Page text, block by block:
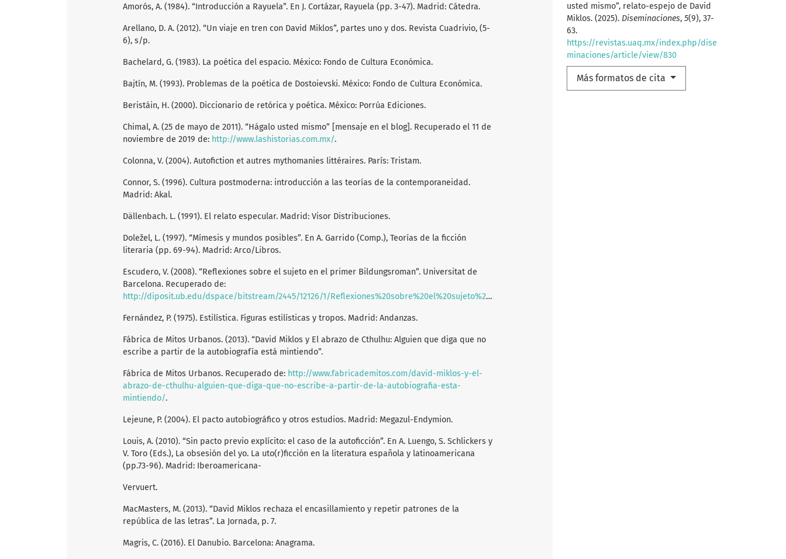
usted mismo”, relato-espejo de David
Miklos. (2025). Diseminaciones, 5(9), 37-
63.
https://revistas.uaq.mx/index.php/dise
minaciones/article/view/830
Más formatos de cita
Amorós, A. (1984). “Introducción a Rayuela”. En J. Cortázar, Rayuela (pp. 3-47). Madrid: Cátedra.
Arellano, D. A. (2012). “Un viaje en tren con David Miklos”, partes uno y dos. Revista Cuadrivio, (5-
6), s/p.
Bachelard, G. (1983). La poética del espacio. México: Fondo de Cultura Económica.
Bajtín, M. (1993). Problemas de la poética de Dostoievski. México: Fondo de Cultura Económica.
Beristáin, H. (2000). Diccionario de retórica y poética. México: Porrúa Ediciones.
Chimal, A. (25 de mayo de 2011). “Hágalo usted mismo” [mensaje en el blog]. Recuperado el 11 de
noviembre de 2019 de: http://www.lashistorias.com.mx/.
Colonna, V. (2004). Autofiction et autres mythomanies littéraires. París: Tristam.
Connor, S. (1996). Cultura postmoderna: introducción a las teorías de la contemporaneidad.
Madrid: Akal.
Dällenbach. L. (1991). El relato especular. Madrid: Visor Distribuciones.
Doležel, L. (1997). “Mímesis y mundos posibles”. En A. Garrido (Comp.), Teorías de la ficción
literaria (pp. 69-94). Madrid: Arco/Libros.
Escudero, V. (2008). “Reflexiones sobre el sujeto en el primer Bildungsroman”. Universitat de
Barcelona. Recuperado de:
http://diposit.ub.edu/dspace/bitstream/2445/12126/1/Reflexiones%20sobre%20el%20sujeto%20en%20el%20primer%20Bildungsroman%20%28V%C3%ADctor%20Escudero%29.pdf
Fernández, P. (1975). Estilística. Figuras estilísticas y tropos. Madrid: Andanzas.
Fábrica de Mitos Urbanos. (2013). “David Miklos y El abrazo de Cthulhu: Alguien que diga que no
escribe a partir de la autobiografía está mintiendo”.
Fábrica de Mitos Urbanos. Recuperado de: http://www.fabricademitos.com/david-miklos-y-el-
abrazo-de-cthulhu-alguien-que-diga-que-no-escribe-a-partir-de-la-autobiografia-esta-
mintiendo/.
Lejeune, P. (2004). El pacto autobiográfico y otros estudios. Madrid: Megazul-Endymion.
Louis, A. (2010). “Sin pacto previo explícito: el caso de la autoficción”. En A. Luengo, S. Schlickers y
V. Toro (Eds.), La obsesión del yo. La uto(r)ficción en la literatura española y latinoamericana
(pp.73-96). Madrid: Iberoamericana-
Vervuert.
MacMasters, M. (2013). “David Miklos rechaza el encasillamiento y repetir patrones de la
república de las letras”. La Jornada, p. 7.
Magris, C. (2016). El Danubio. Barcelona: Anagrama.